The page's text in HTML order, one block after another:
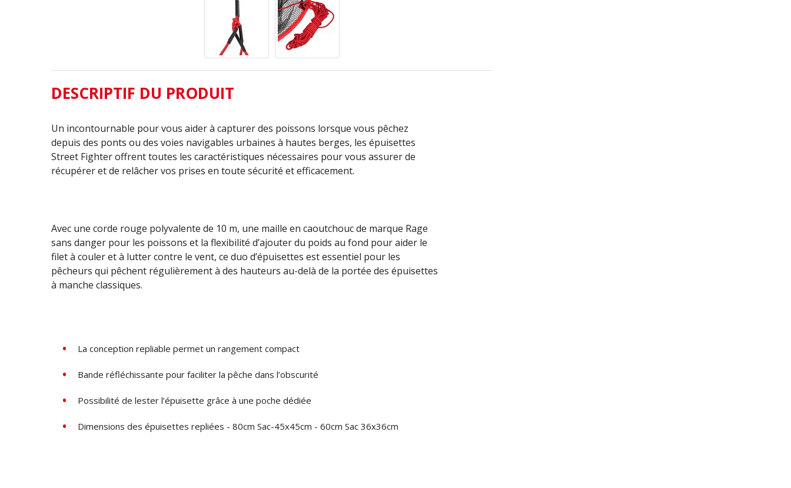
DESCRIPTIF DU PRODUIT
Un incontournable pour vous aider à capturer des poissons lorsque vous pêchez
depuis des ponts ou des voies navigables urbaines à hautes berges, les épuisettes
Street Fighter offrent toutes les caractéristiques nécessaires pour vous assurer de
récupérer et de relâcher vos prises en toute sécurité et efficacement.
Avec une corde rouge polyvalente de 10 m, une maille en caoutchouc de marque Rage
sans danger pour les poissons et la flexibilité d’ajouter du poids au fond pour aider le
filet à couler et à lutter contre le vent, ce duo d’épuisettes est essentiel pour les
pêcheurs qui pêchent régulièrement à des hauteurs au-delà de la portée des épuisettes
à manche classiques.
La conception repliable permet un rangement compact
Bande réfléchissante pour faciliter la pêche dans l’obscurité
Possibilité de lester l’épuisette grâce à une poche dédiée
Dimensions des épuisettes repliées - 80cm Sac-45x45cm - 60cm Sac 36x36cm